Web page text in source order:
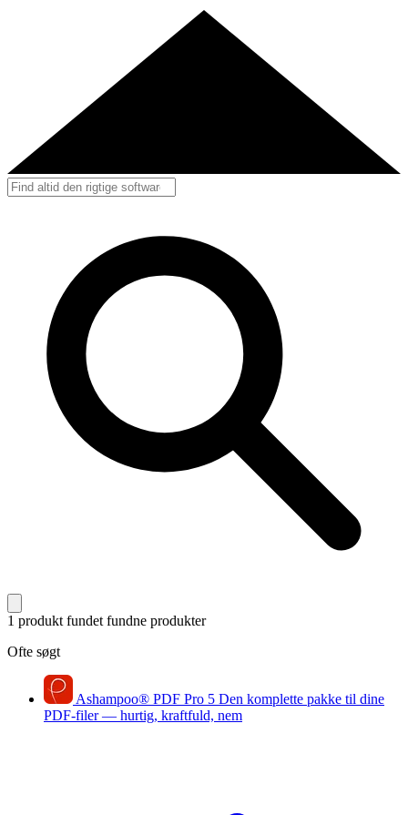
1 produkt fundet fundne produkter
Ofte søgt
Ashampoo® PDF Pro 5 Den komplette pakke til dine
PDF-filer — hurtig, kraftfuld, nem